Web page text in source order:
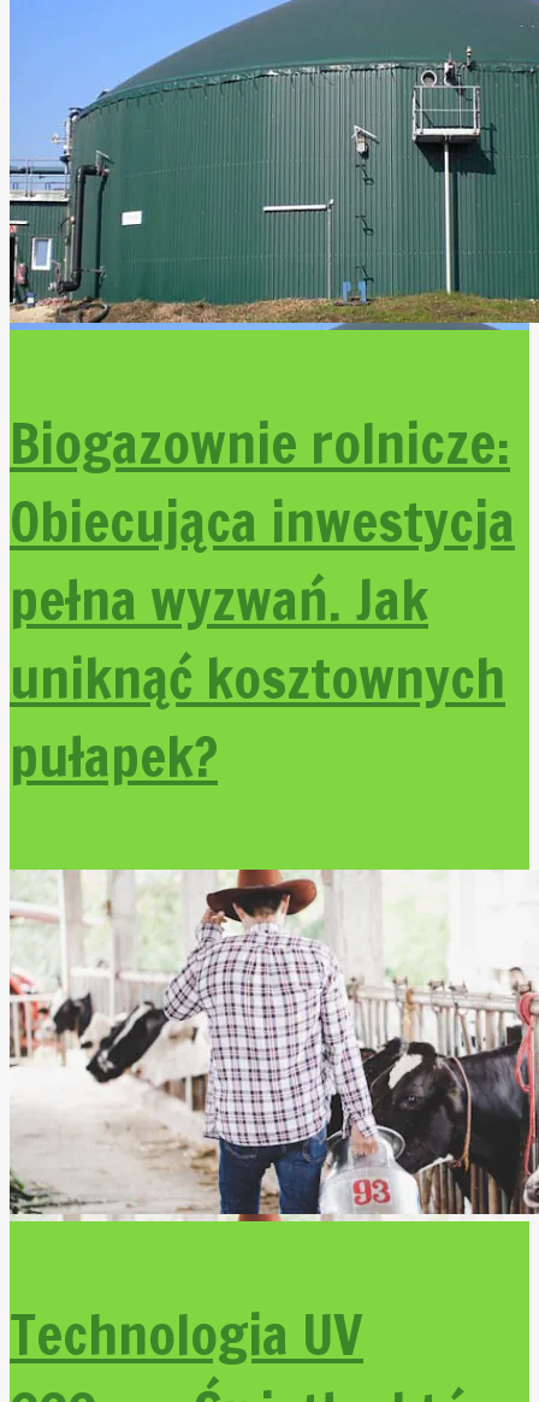
Biogazownie rolnicze:
Obiecująca inwestycja
pełna wyzwań. Jak
uniknąć kosztownych
pułapek?
Technologia UV